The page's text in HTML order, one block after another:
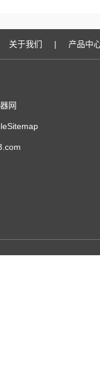
关于我们 | 产品中
网